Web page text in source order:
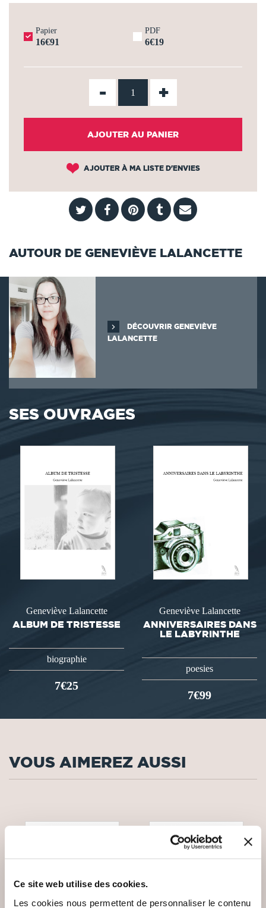
Ce site web utilise des cookies.
Les cookies nous permettent de personnaliser le contenu
Papier
16€91
PDF
6€19
- +
AJOUTER AU PANIER
AJOUTER À MA LISTE D'ENVIES
AUTOUR DE GENEVIÈVE LALANCETTE
DÉCOUVRIR GENEVIÈVE
LALANCETTE
SES OUVRAGES
Geneviève Lalancette
ALBUM DE TRISTESSE
biographie
7€25
Geneviève Lalancette
ANNIVERSAIRES DANS
LE LABYRINTHE
poesies
7€99
VOUS AIMEREZ AUSSI